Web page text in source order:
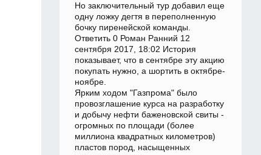
Но заключительный тур добавил еще
одну ложку дегтя в переполненную
бочку пиренейской команды.
Ответить 0 Роман Ранний 12
сентября 2017, 18:02 История
показывает, что в сентябре эту акцию
покупать нужно, а шортить в октябре-
ноябре.
Ярким ходом "Газпрома" было
провозглашение курса на разработку
и добычу нефти баженовской свиты -
огромных по площади (более
миллиона квадратных километров)
пластов пород, насыщенных